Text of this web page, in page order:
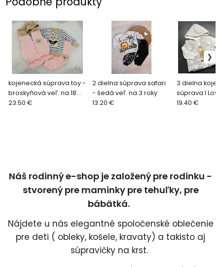
kojenecká súprava toy -
broskyňová veľ. na 18
mes.
23.50 €
2 dielna súprava safari
- šedá veľ. na 3 roky
13.20 €
3 dielna
súprava I
na 18 mes.
19.40 €
Náš rodinný e-shop je založený pre rodinku -
stvorený pre maminky pre tehuľky, pre
bábätká.
Nájdete u nás elegantné spoločenské oblečenie
pre deti ( obleky, košele, kravaty) a takisto aj
súpravičky na krst.